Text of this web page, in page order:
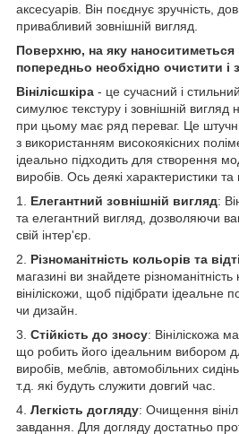
аксесуарів. Він поєднує зручність,
привабливий зовнішній вигляд.
Поверхню, на яку наноситиметься
попередньо необхідно очистити і
Вінілісшкіра - це сучасний і
симулює текстуру і зовнішній вигляд
при цьому має ряд переваг. Це
з використанням високоякісних
ідеально підходить для створення
виробів. Ось деякі характеристики та
1. Елегантний зовнішній вигляд:
та елегантний вигляд, дозволяючи
свій інтер'єр.
2. Різноманітність кольорів та
магазині ви знайдете різноманітність
вініліскожи, щоб підібрати ідеальне
чи дизайн.
3. Стійкість до зносу: Вініліскожа
що робить його ідеальним вибором
виробів, меблів, автомобільних
т.д. які будуть служити довгий час.
4. Легкість догляду: Очищення
завдання. Для догляду достатньо